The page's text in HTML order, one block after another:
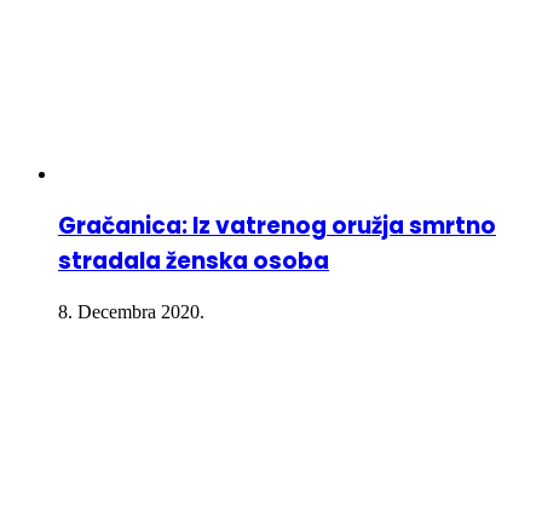
Gračanica: Iz vatrenog oružja smrtno
stradala ženska osoba
8. Decembra 2020.